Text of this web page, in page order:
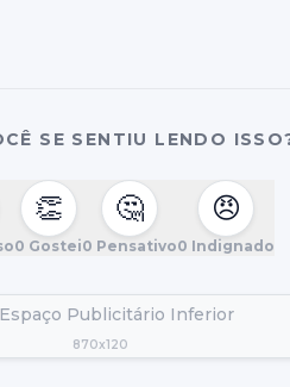
SE SENTIU LENDO
👏
0 Gostei
🤔
0 Pensativo
😠
0 Indignado
Espaço Publicitário Inferior
870x120